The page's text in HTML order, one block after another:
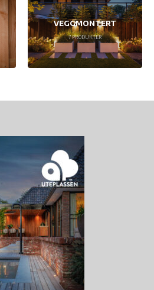
VEGGMONTERT
7PRODUKTER